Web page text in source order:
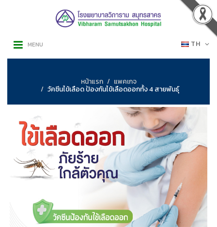
TH
MENU
หน้าแรก แพคเกจ
วัคซีนไข้เลือด ป้องกันไข้เลือดออกทั้ง 4 สายพันธุ์